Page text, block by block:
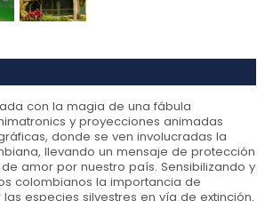
con la magia de una fábula
y proyecciones animadas
donde se ven involucradas la
llevando un mensaje de protección
amor por nuestro país. Sensibilizando y
colombianos la importancia de
especies silvestres en vía de extinción.